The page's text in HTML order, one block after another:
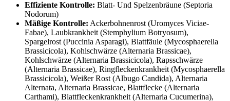
Effiziente Kontrolle: Blatt- Und Spelzenbräune (Septoria
Nodorum)
Mäßige Kontrolle: Ackerbohnenrost (Uromyces Viciae-
Fabae), Laubkrankheit (Stemphylium Botryosum),
Spargelrost (Puccinia Asparagi), Blattfäule (Mycosphaerella
Brassicicola), Kohlschwärze (Alternaria Brassicae),
Kohlschwärze (Alternaria Brassicicola), Rapsschwärze
(Alternaria Brassicae), Ringfleckenkrankheit (Mycosphaerella
Brassicicola), Weißer Rost (Albugo Candida), Alternaria
Alternata, Alternaria Brassicae, Blattflecke (Alternaria
Carthami), Blattfleckenkrankheit (Alternaria Cucumerina),